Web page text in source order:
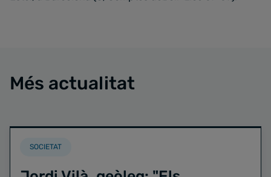
Més actualitat
SOCIETAT